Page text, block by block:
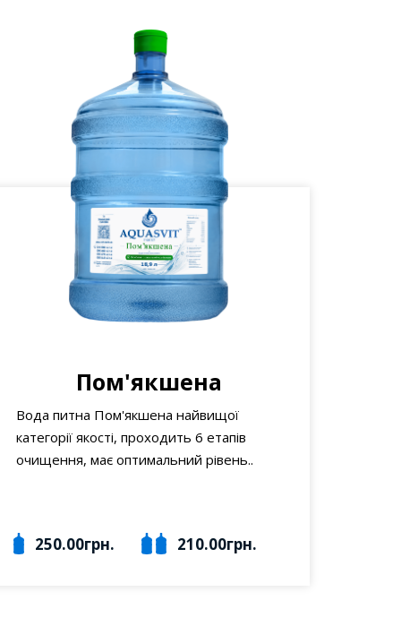
Пом'якшена
Вода питна Пом'якшена найвищої
категорії якості, проходить 6 етапів
очищення, має оптимальний рівень..
250.00грн. 210.00грн.